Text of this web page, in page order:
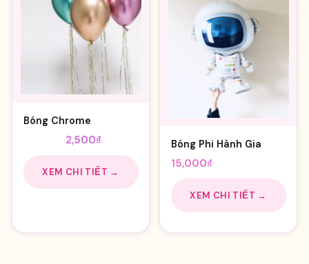
Bóng Chrome
Giá
gốc
là:
3,000₫.
2,500₫
hiện
tại
là:
XEM CHI TIẾT →
Bóng Phi Hành Gia
15,000₫
XEM CHI TIẾT →